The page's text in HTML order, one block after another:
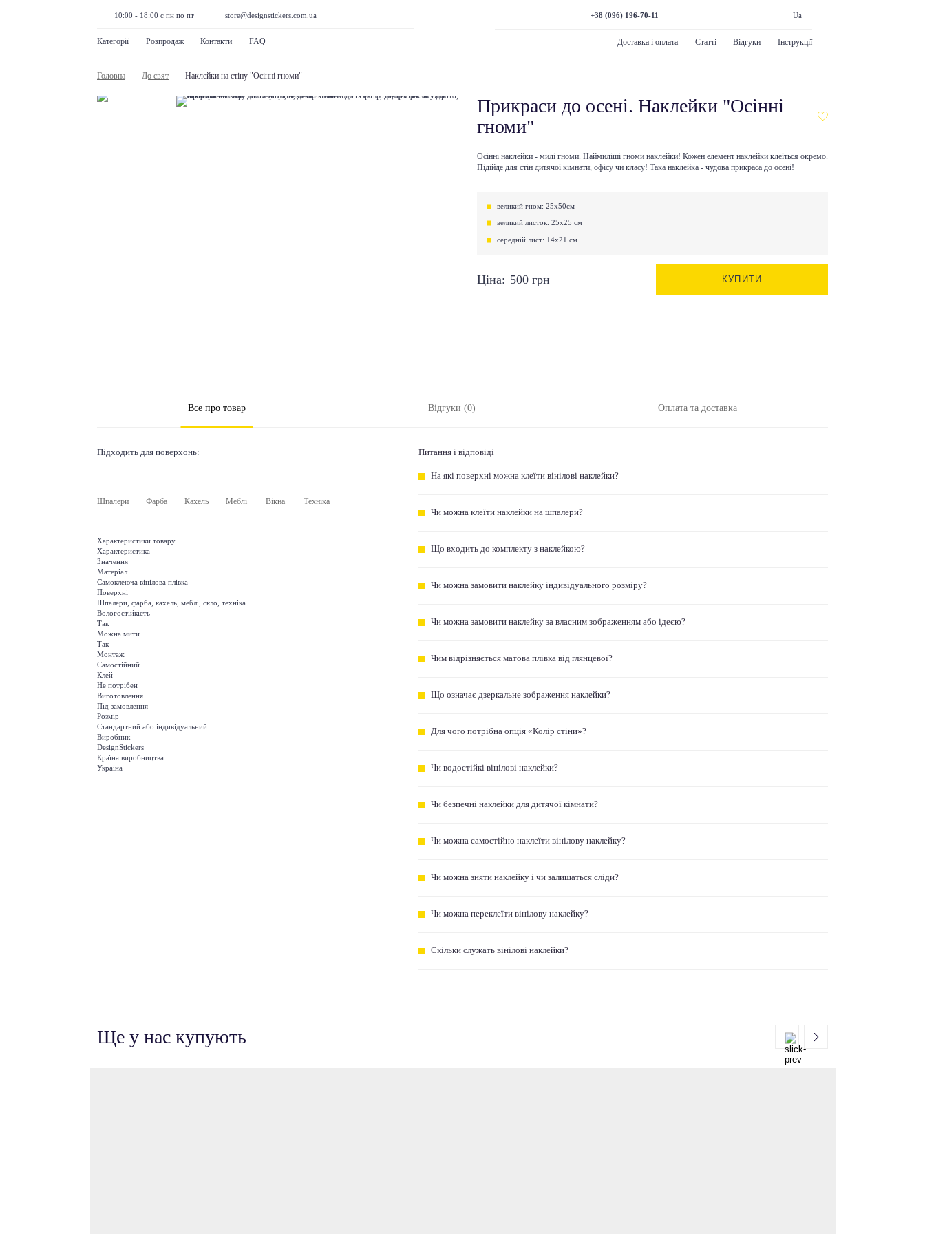
10:00 - 18:00 с пн по пт store@designstickers.com.ua
Категорії Розпродаж Контакти FAQ
+38 (096) 196-70-11 Ua
Доставка і оплата Статті Відгуки Інструкції
Головна До свят Наклейки на стіну "Осінні гноми"
Прикраси до осені. Наклейки "Осінні
гноми"
Осінні наклейки - милі гноми. Наймиліші гноми наклейки! Кожен елемент наклейки клеїться окремо.
Підійде для стін дитячої кімнати, офісу чи класу! Така наклейка - чудова прикраса до осені!
великий гном: 25х50см
великий листок: 25х25 см
середній лист: 14х21 см
Ціна: 500 грн КУПИТИ
Все про товар Відгуки (0) Оплата та доставка
Підходить для поверхонь:
Шпалери Фарба Кахель Меблі Вікна Техніка
Характеристики товару
Характеристика
Значення
Матеріал
Самоклеюча вінілова плівка
Поверхні
Шпалери, фарба, кахель, меблі, скло, техніка
Вологостійкість
Так
Можна мити
Так
Монтаж
Самостійний
Клей
Не потрібен
Виготовлення
Під замовлення
Розмір
Стандартний або індивідуальний
Виробник
DesignStickers
Країна виробництва
Україна
Питання і відповіді
На які поверхні можна клеїти вінілові наклейки?
Чи можна клеїти наклейки на шпалери?
Що входить до комплекту з наклейкою?
Чи можна замовити наклейку індивідуального розміру?
Чи можна замовити наклейку за власним зображенням або ідеєю?
Чим відрізняється матова плівка від глянцевої?
Що означає дзеркальне зображення наклейки?
Для чого потрібна опція «Колір стіни»?
Чи водостійкі вінілові наклейки?
Чи безпечні наклейки для дитячої кімнати?
Чи можна самостійно наклеїти вінілову наклейку?
Чи можна зняти наклейку і чи залишаться сліди?
Чи можна переклеїти вінілову наклейку?
Скільки служать вінілові наклейки?
Ще у нас купують